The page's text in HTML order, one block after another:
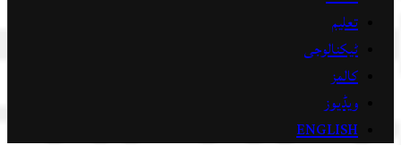
تعلیم
ٹیکنالوجی
کالمز
ویڈیوز
ENGLISH